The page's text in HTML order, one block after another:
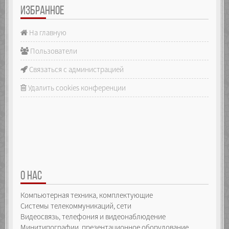
ИЗБРАННОЕ
На главную
Пользователи
Связаться с администрацией
Удалить cookies конференции
О НАС
Компьютерная техника, комплектующие
Системы телекоммуникаций, сети
Видеосвязь, телефония и видеонаблюдение